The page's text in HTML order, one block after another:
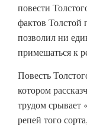
повести
фактов
позволил ни
примешаться к
Повесть
котором
трудом
репей того